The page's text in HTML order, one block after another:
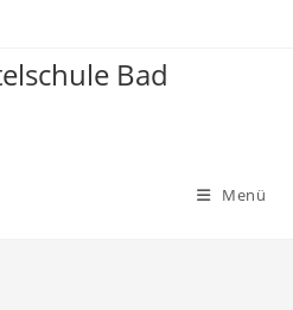
Bad
Menü